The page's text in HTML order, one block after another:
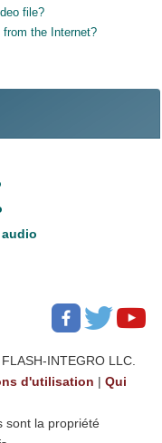
file?
from the Internet?
, FLASH-INTEGRO LLC.
d'utilisation | Qui
sont la propriété